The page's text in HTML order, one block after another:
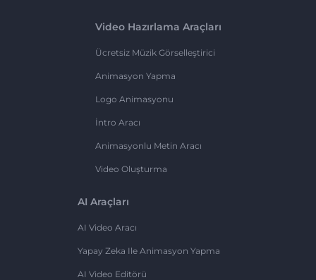
Video Hazırlama Araçları
Ücretsiz Müzik Görselleştirici
Animasyon Yapma
Logo Animasyonu
İntro Aracı
Animasyonlu Metin Aracı
Video Oluşturma
AI Araçları
AI Video Aracı
Yapay Zeka Ile Animasyon Yapma
AI Video Editörü